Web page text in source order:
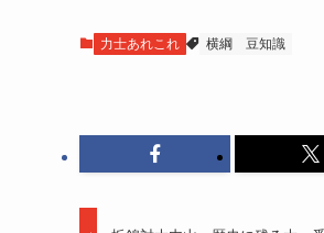
力士あれこれ 横綱 豆知識